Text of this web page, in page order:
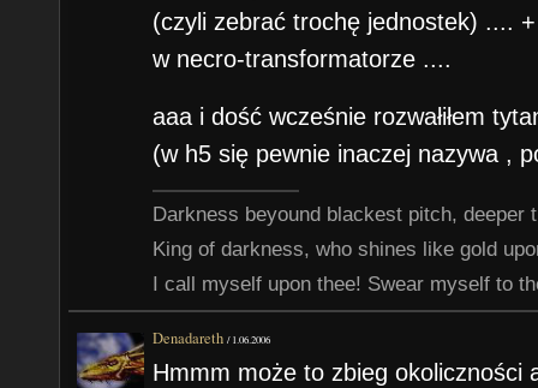
(czyli zebrać trochę jednostek) ....
w necro-transformatorze ....
aaa i dość wcześnie rozwałiłem
(w h5 się pewnie inaczej nazywa ,
Darkness beyound blackest pitch, deeper
King of darkness, who shines like gold
I call myself upon thee! Swear myself to
Denadareth /1.06.2006
Hmmm może to zbieg okoliczności